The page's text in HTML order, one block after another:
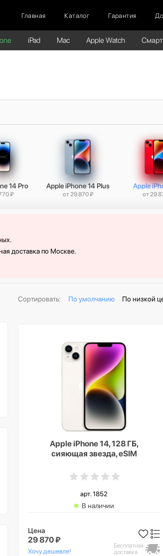
Главная Каталог Гарантия
iPad Mac Apple Watch
14 Pro
₽
Apple iPhone 14 Plus
от 29 870 ₽
Apple
от 29
доставка по Москве.
Сортировать: По умолчанию По низкой
Apple iPhone 14, 128 ГБ,
сияющая звезда, eSIM
арт. 1852
В наличии
Цена
29 870 ₽
Хочу дешевле!
Бесплатная
доставка